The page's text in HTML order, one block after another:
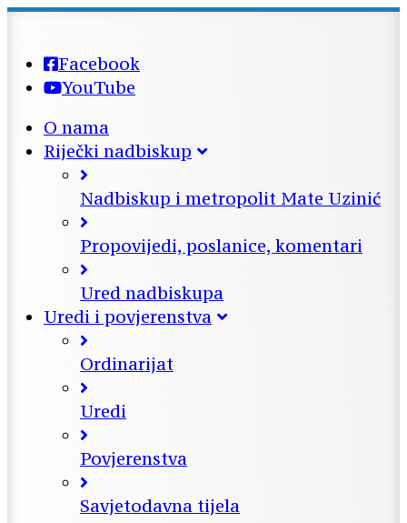
Facebook
YouTube
O nama
Riječki nadbiskup
Nadbiskup i metropolit Mate Uzinić
Propovijedi, poslanice, komentari
Ured nadbiskupa
Uredi i povjerenstva
Ordinarijat
Uredi
Povjerenstva
Savjetodavna tijela